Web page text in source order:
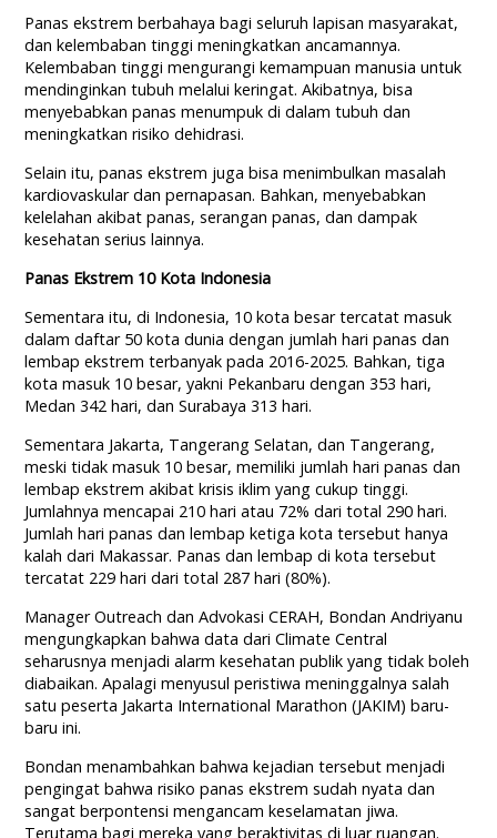
Panas ekstrem berbahaya bagi seluruh lapisan masyarakat,
dan kelembaban tinggi meningkatkan ancamannya.
Kelembaban tinggi mengurangi kemampuan manusia untuk
mendinginkan tubuh melalui keringat. Akibatnya, bisa
menyebabkan panas menumpuk di dalam tubuh dan
meningkatkan risiko dehidrasi.
Selain itu, panas ekstrem juga bisa menimbulkan masalah
kardiovaskular dan pernapasan. Bahkan, menyebabkan
kelelahan akibat panas, serangan panas, dan dampak
kesehatan serius lainnya.
Panas Ekstrem 10 Kota Indonesia
Sementara itu, di Indonesia, 10 kota besar tercatat masuk
dalam daftar 50 kota dunia dengan jumlah hari panas dan
lembap ekstrem terbanyak pada 2016-2025. Bahkan, tiga
kota masuk 10 besar, yakni Pekanbaru dengan 353 hari,
Medan 342 hari, dan Surabaya 313 hari.
Sementara Jakarta, Tangerang Selatan, dan Tangerang,
meski tidak masuk 10 besar, memiliki jumlah hari panas dan
lembap ekstrem akibat krisis iklim yang cukup tinggi.
Jumlahnya mencapai 210 hari atau 72% dari total 290 hari.
Jumlah hari panas dan lembap ketiga kota tersebut hanya
kalah dari Makassar. Panas dan lembap di kota tersebut
tercatat 229 hari dari total 287 hari (80%).
Manager Outreach dan Advokasi CERAH, Bondan Andriyanu
mengungkapkan bahwa data dari Climate Central
seharusnya menjadi alarm kesehatan publik yang tidak boleh
diabaikan. Apalagi menyusul peristiwa meninggalnya salah
satu peserta Jakarta International Marathon (JAKIM) baru-
baru ini.
Bondan menambahkan bahwa kejadian tersebut menjadi
pengingat bahwa risiko panas ekstrem sudah nyata dan
sangat berpontensi mengancam keselamatan jiwa.
Terutama bagi mereka yang beraktivitas di luar ruangan.